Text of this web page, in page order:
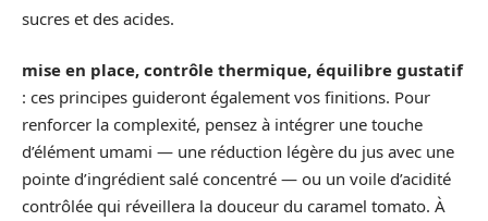
sucres et des acides.
mise en place, contrôle thermique, équilibre gustatif
: ces principes guideront également vos finitions. Pour
renforcer la complexité, pensez à intégrer une touche
d’élément umami — une réduction légère du jus avec une
pointe d’ingrédient salé concentré — ou un voile d’acidité
contrôlée qui réveillera la douceur du caramel tomato. À